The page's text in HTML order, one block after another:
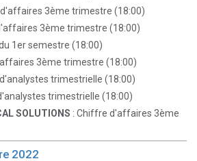
3ème trimestre (18:00)
3ème trimestre (18:00)
1er semestre (18:00)
3ème trimestre (18:00)
trimestrielle (18:00)
trimestrielle (18:00)
SOLUTIONS : Chiffre d'affaires 3ème
2022